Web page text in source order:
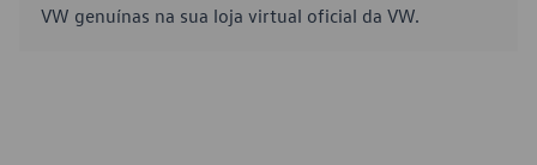
VW genuínas na sua loja virtual oficial da VW.